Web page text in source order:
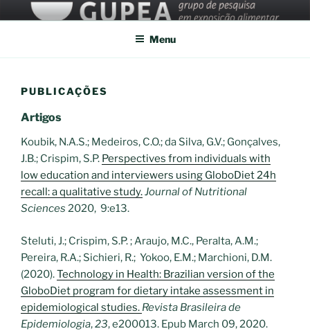
para
conteúdo
Menu
PUBLICAÇÕES
Artigos
Koubik, N.A.S.; Medeiros, C.O.; da Silva, G.V.; Gonçalves,
J.B.; Crispim, S.P. Perspectives from individuals with
low education and interviewers using GloboDiet 24h
recall: a qualitative study.Journal of Nutritional
Sciences 2020, 9:e13.
Steluti, J.; Crispim, S.P. ; Araujo, M.C., Peralta, A.M.;
Pereira, R.A.; Sichieri, R.; Yokoo, E.M.; Marchioni, D.M.
(2020).Technology in Health: Brazilian version of the
GloboDiet program for dietary intake assessment in
epidemiological studies. Revista Brasileira de
Epidemiologia,23, e200013. Epub March 09, 2020.